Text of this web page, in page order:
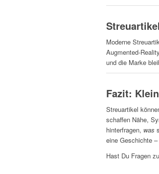
Moderne
Augmented-
und die Marke
Fazit:
Streuartikel
schaffen Nähe,
hinterfragen, was
eine Geschichte
Hast Du Fragen